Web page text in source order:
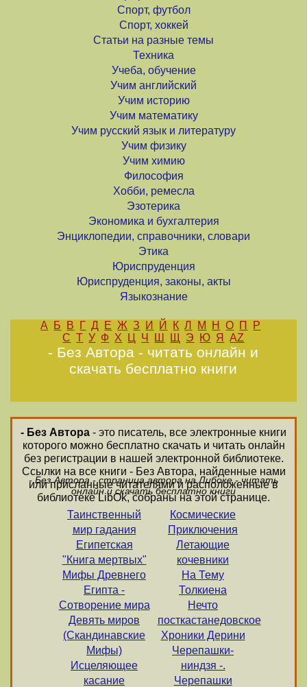
Спорт, футбол
Спорт, хоккей
Статьи на разные темы
Техника
Учеба, обучение
Учим английский
Учим историю
Учим математику
Учим русский язык и литературу
Учим физику
Учим химию
Философия
Хобби, ремесла
Эзотерика
Экономика и бухгалтерия
Энциклопедии, справочники, словари
Этика
Юриспруденция
Юриспруденция, законы, акты
Языкознание
А Б В Г Д Е Ж З И Й К Л М Н О П
Р
С Т У Ф Х Ц Ч Ш Щ Э Ю Я AZ
- Без Автора - читать онлайн и
скачать бесплатно книги
- Без Автора - это писатель, все электронные книги
которого можно бесплатно скачать и читать онлайн
без регистрации в нашей электронной библиотеке.
Ссылки на все книги - Без Автора, найденные нами
или присланные читателями и расположенные в
библиотеке LibOk, собраны на этой странице.
- Без Автора - страница автора на Либоке - читать
онлайн и скачать бесплатно книги
Таинственный
мир гадания
Египетская
"Книга мертвых"
Мифы Древнего
Египта -
Сотворение мира
Девять миров
(Скандинавские
Мифы)
Исцеляющее
касание
Космические
Приключения
Летающие
кочевники
На Тему
Толкиена
Нечто
посткастанедовское
Хроники Дерини
Черепашки-
ниндзя -.
Черепашки